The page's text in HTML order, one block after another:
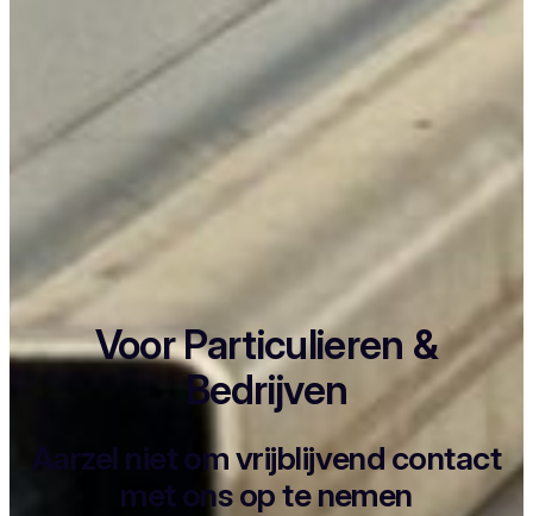
Voor Particulieren &
Bedrijven
Aarzel niet om vrijblijvend contact
met ons op te nemen